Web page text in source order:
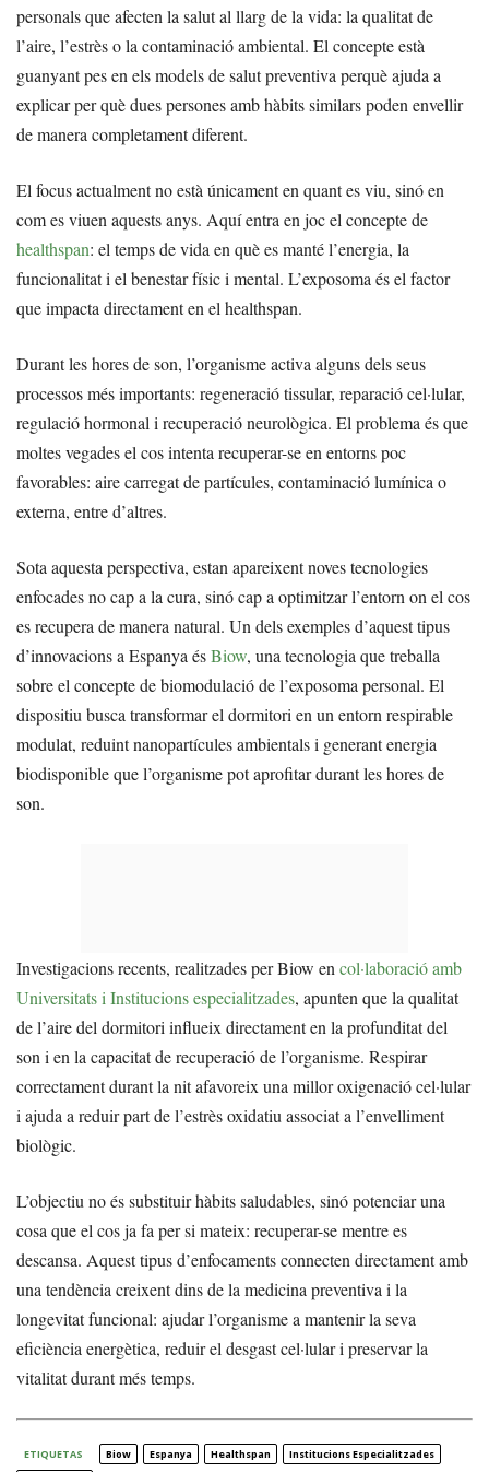
personals que afecten la salut al llarg de la vida: la qualitat de
l’aire, l’estrès o la contaminació ambiental. El concepte està
guanyant pes en els models de salut preventiva perquè ajuda a
explicar per què dues persones amb hàbits similars poden envellir
de manera completament diferent.
El focus actualment no està únicament en quant es viu, sinó en
com es viuen aquests anys. Aquí entra en joc el concepte de
healthspan: el temps de vida en què es manté l’energia, la
funcionalitat i el benestar físic i mental. L’exposoma és el factor
que impacta directament en el healthspan.
Durant les hores de son, l’organisme activa alguns dels seus
processos més importants: regeneració tissular, reparació cel·lular,
regulació hormonal i recuperació neurològica. El problema és que
moltes vegades el cos intenta recuperar-se en entorns poc
favorables: aire carregat de partícules, contaminació lumínica o
externa, entre d’altres.
Sota aquesta perspectiva, estan apareixent noves tecnologies
enfocades no cap a la cura, sinó cap a optimitzar l’entorn on el cos
es recupera de manera natural. Un dels exemples d’aquest tipus
d’innovacions a Espanya ésBiow, una tecnologia que treballa
sobre el concepte de biomodulació de l’exposoma personal. El
dispositiu busca transformar el dormitori en un entorn respirable
modulat, reduint nanopartícules ambientals i generant energia
biodisponible que l’organisme pot aprofitar durant les hores de
son.
Investigacions recents, realitzades per Biow en col·laboració amb
Universitats i Institucions especialitzades, apunten que la qualitat
de l’aire del dormitori influeix directament en la profunditat del
son i en la capacitat de recuperació de l’organisme. Respirar
correctament durant la nit afavoreix una millor oxigenació cel·lular
i ajuda a reduir part de l’estrès oxidatiu associat a l’envelliment
biològic.
L’objectiu no és substituir hàbits saludables, sinó potenciar una
cosa que el cos ja fa per si mateix: recuperar-se mentre es
descansa. Aquest tipus d’enfocaments connecten directament amb
una tendència creixent dins de la medicina preventiva i la
longevitat funcional: ajudar l’organisme a mantenir la seva
eficiència energètica, reduir el desgast cel·lular i preservar la
vitalitat durant més temps.
ETIQUETAS Biow Espanya Healthspan
Institucions Especialitzades